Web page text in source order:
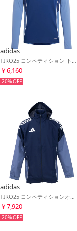
adidas
￥6,160
20%
adidas
￥7,920
20%